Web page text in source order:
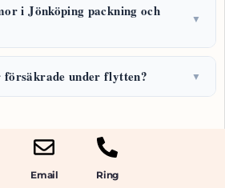
i Jönköping packning och
▼
under flytten? ▼
Email Ring